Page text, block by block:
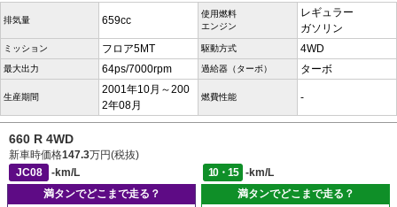
排気量 659cc
使用燃料
エンジン
レギュラー
ガソリン
ミッション フロア5MT 駆動方式 4WD
最大出力 64ps/7000rpm 過給器（ターボ） ターボ
生産期間
2001年10月～200
2年08月
燃費性能 -
660 R 4WD
新車時価格147.3万円(税抜)
JC08
-km/L 10・15
-km/L
満タンでどこまで走る？
満タンでどこまで走る？